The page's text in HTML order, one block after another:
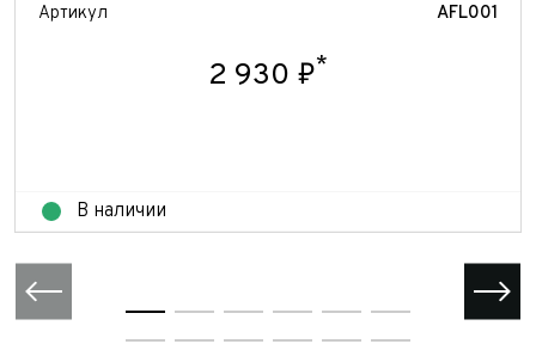
Артикул AFL001
2 930 ₽*
В наличии